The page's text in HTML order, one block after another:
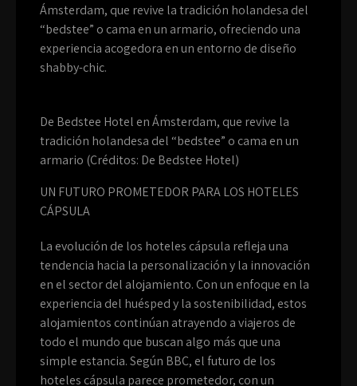
Ámsterdam, que revive la tradición holandesa del
“bedstee” o cama en un armario, ofreciendo una
experiencia acogedora en un entorno de diseño
shabby-chic.
De Bedstee Hotel en Ámsterdam, que revive la
tradición holandesa del “bedstee” o cama en un
armario (Créditos: De Bedstee Hotel)
UN FUTURO PROMETEDOR PARA LOS HOTELES
CÁPSULA
La evolución de los hoteles cápsula refleja una
tendencia hacia la personalización y la innovación
en el sector del alojamiento. Con un enfoque en la
experiencia del huésped y la sostenibilidad, estos
alojamientos continúan atrayendo a viajeros de
todo el mundo que buscan algo más que una
simple estancia. Según BBC, el futuro de los
hoteles cápsula parece prometedor, con un